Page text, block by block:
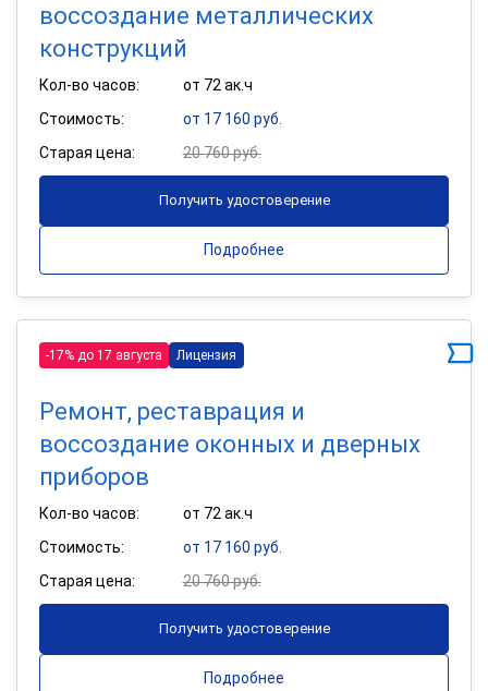
воссоздание металлических
конструкций
Кол-во часов:
от 72 ак.ч
Стоимость:
от 17 160 руб.
Старая цена:
20 760 руб.
Получить удостоверение
Подробнее
-17% до 17 августа Лицензия
Ремонт, реставрация и
воссоздание оконных и дверных
приборов
Кол-во часов:
от 72 ак.ч
Стоимость:
от 17 160 руб.
Старая цена:
20 760 руб.
Получить удостоверение
Подробнее